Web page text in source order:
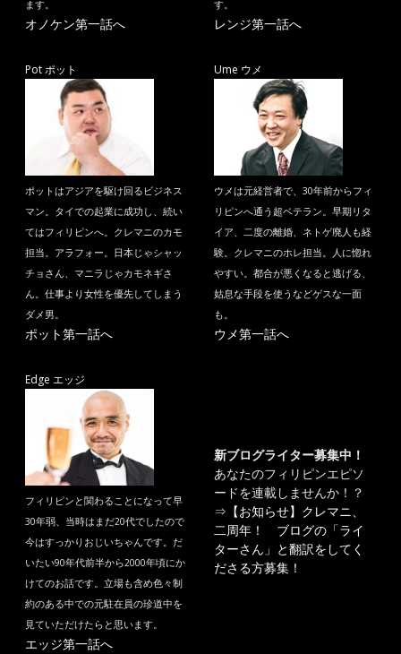
ます。
オノケン第一話へ
す。
レンジ第一話へ
Pot ポット
ポットはアジアを駆け回るビジネス
マン。タイでの起業に成功し、続い
てはフィリピンへ。クレマニのカモ
担当。アラフォー。日本じゃシャッ
チョさん、マニラじゃカモネギさ
ん。仕事より女性を優先してしまう
ダメ男。
ポット第一話へ
Ume ウメ
ウメは元経営者で、30年前からフィ
リピンへ通う超ベテラン。早期リタ
イア、二度の離婚、ネトゲ廃人も経
験。クレマニのホレ担当。人に惚れ
やすい。都合が悪くなると逃げる、
姑息な手段を使うなどゲスな一面
も。
ウメ第一話へ
Edge エッジ
フィリピンと関わることになって早
30年弱、当時はまだ20代でしたので
今はすっかりおじいちゃんです。だ
いたい90年代前半から2000年頃にか
けてのお話です。立場も含め色々制
約のある中での元駐在員の珍道中を
見ていただけたらと思います。
エッジ第一話へ
新ブログライター募集中！
あなたのフィリピンエピソ
ードを連載しませんか！？
⇒ 【お知らせ】クレマニ、
二周年！ ブログの「ライ
ターさん」と翻訳をしてく
ださる方募集！